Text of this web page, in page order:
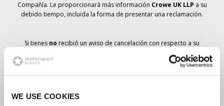
WE USE COOKIES
Compañía. Le proporcionará más información Crowe UK LLP a su
debido tiempo, incluida la forma de presentar una reclamación.
Si tienes no recibió un aviso de cancelación con respecto a su
pedido de entradas, su reserva no se ha cancelado y se prevé que
recibirá las entradas que ha pedido a su debido tiempo. La